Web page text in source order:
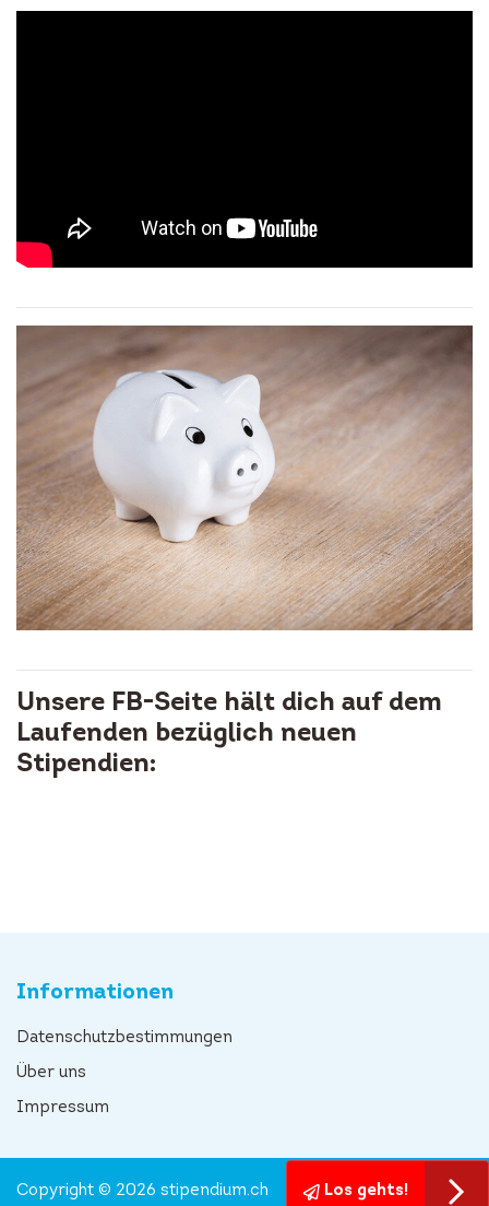
Unsere FB-Seite hält dich auf dem
Laufenden bezüglich neuen
Stipendien:
Informationen
Datenschutzbestimmungen
Über uns
Impressum
Los gehts!
Copyright © 2026 stipendium.ch